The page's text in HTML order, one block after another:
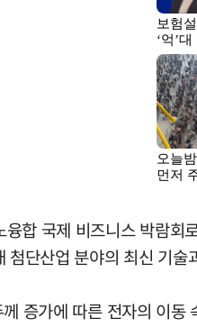
합 국제 비즈니스 박람
단산업 분야의 최신 기술
증가에 따른 전자의 이